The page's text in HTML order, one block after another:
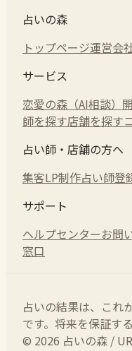
占いの森
トップページ運営会
サービス
恋愛の森（AI相談）
師を探す店舗を探す
占い師・店舗の方へ
集客LP制作占い師登
サポート
ヘルプセンターお問
窓口
占いの結果は、これ
です。将来を保証す
© 2026 占いの森 /